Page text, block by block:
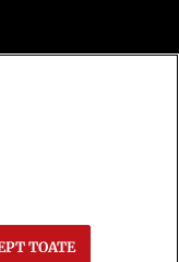
TOATE